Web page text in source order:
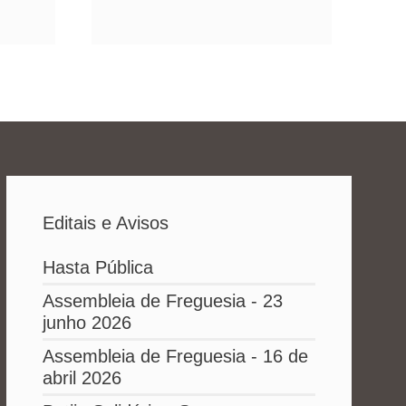
Editais e Avisos
Hasta Pública
Assembleia de Freguesia - 23
junho 2026
Assembleia de Freguesia - 16 de
abril 2026